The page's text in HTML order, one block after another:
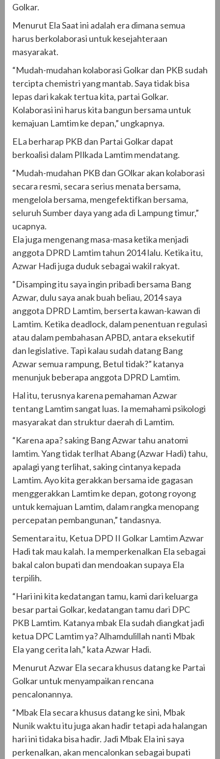
Golkar.
Menurut Ela Saat ini adalah era dimana semua
harus berkolaborasi untuk kesejahteraan
masyarakat.
“Mudah-mudahan kolaborasi Golkar dan PKB sudah
tercipta chemistri yang mantab. Saya tidak bisa
lepas dari kakak tertua kita, partai Golkar.
Kolaborasi ini harus kita bangun bersama untuk
kemajuan Lamtim ke depan,” ungkapnya.
ELa berharap PKB dan Partai Golkar dapat
berkoalisi dalam PIlkada Lamtim mendatang.
“Mudah-mudahan PKB dan GOlkar akan kolaborasi
secara resmi, secara serius menata bersama,
mengelola bersama, mengefektifkan bersama,
seluruh Sumber daya yang ada di Lampung timur,”
ucapnya.
Ela juga mengenang masa-masa ketika menjadi
anggota DPRD Lamtim tahun 2014 lalu. Ketika itu,
Azwar Hadi juga duduk sebagai wakil rakyat.
“Disamping itu saya ingin pribadi bersama Bang
Azwar, dulu saya anak buah beliau, 2014 saya
anggota DPRD Lamtim, berserta kawan-kawan di
Lamtim. Ketika deadlock, dalam penentuan regulasi
atau dalam pembahasan APBD, antara eksekutif
dan legislative. Tapi kalau sudah datang Bang
Azwar semua rampung, Betul tidak?” katanya
menunjuk beberapa anggota DPRD Lamtim.
Hal itu, terusnya karena pemahaman Azwar
tentang Lamtim sangat luas. Ia memahami psikologi
masyarakat dan struktur daerah di Lamtim.
“Karena apa? saking Bang Azwar tahu anatomi
lamtim. Yang tidak terlhat Abang (Azwar Hadi) tahu,
apalagi yang terlihat, saking cintanya kepada
Lamtim. Ayo kita gerakkan bersama ide gagasan
menggerakkan Lamtim ke depan, gotong royong
untuk kemajuan Lamtim, dalam rangka menopang
percepatan pembangunan,” tandasnya.
Sementara itu, Ketua DPD II Golkar Lamtim Azwar
Hadi tak mau kalah. Ia memperkenalkan Ela sebagai
bakal calon bupati dan mendoakan supaya Ela
terpilih.
“Hari ini kita kedatangan tamu, kami dari keluarga
besar partai Golkar, kedatangan tamu dari DPC
PKB Lamtim. Katanya mbak Ela sudah diangkat jadi
ketua DPC Lamtim ya? Alhamdulillah nanti Mbak
Ela yang cerita lah,” kata Azwar Hadi.
Menurut Azwar Ela secara khusus datang ke Partai
Golkar untuk menyampaikan rencana
pencalonannya.
“Mbak Ela secara khusus datang ke sini, Mbak
Nunik waktu itu juga akan hadir tetapi ada halangan
hari ini tidaka bisa hadir. Jadi Mbak Ela ini saya
perkenalkan, akan mencalonkan sebagai bupati